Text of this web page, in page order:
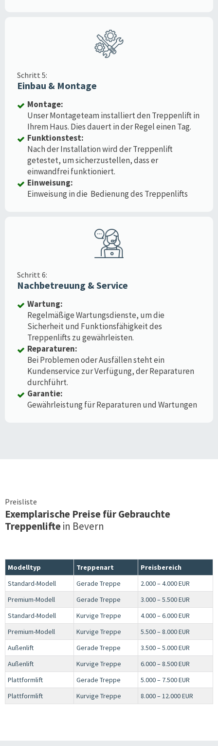
Schritt 5:
Einbau & Montage
Montage:
Unser Montageteam installiert den Treppenlift in
Ihrem Haus. Dies dauert in der Regel einen Tag.
Funktionstest:
Nach der Installation wird der Treppenlift
getestet, um sicherzustellen, dass er
einwandfrei funktioniert.
Einweisung:
Einweisung in die Bedienung des Treppenlifts
Schritt 6:
Nachbetreuung & Service
Wartung:
Regelmäßige Wartungsdienste, um die
Sicherheit und Funktionsfähigkeit des
Treppenlifts zu gewährleisten.
Reparaturen:
Bei Problemen oder Ausfällen steht ein
Kundenservice zur Verfügung, der Reparaturen
durchführt.
Garantie:
Gewährleistung für Reparaturen und Wartungen
Preisliste
Exemplarische Preise für Gebrauchte
Treppenliftein Bevern
Modelltyp Treppenart
Preisbereich
Standard-Modell
Gerade Treppe
2.000 – 4.000 EUR
Premium-Modell
Gerade Treppe
3.000 – 5.500 EUR
Standard-Modell
Kurvige Treppe
4.000 – 6.000 EUR
Premium-Modell
Kurvige Treppe
5.500 – 8.000 EUR
Außenlift
Gerade Treppe
3.500 – 5.000 EUR
Außenlift
Kurvige Treppe
6.000 – 8.500 EUR
Plattformlift
Gerade Treppe
5.000 – 7.500 EUR
Plattformlift
Kurvige Treppe 8.000 – 12.000 EUR